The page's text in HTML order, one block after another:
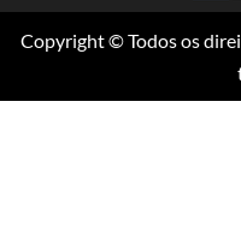
Copyright © Todos os